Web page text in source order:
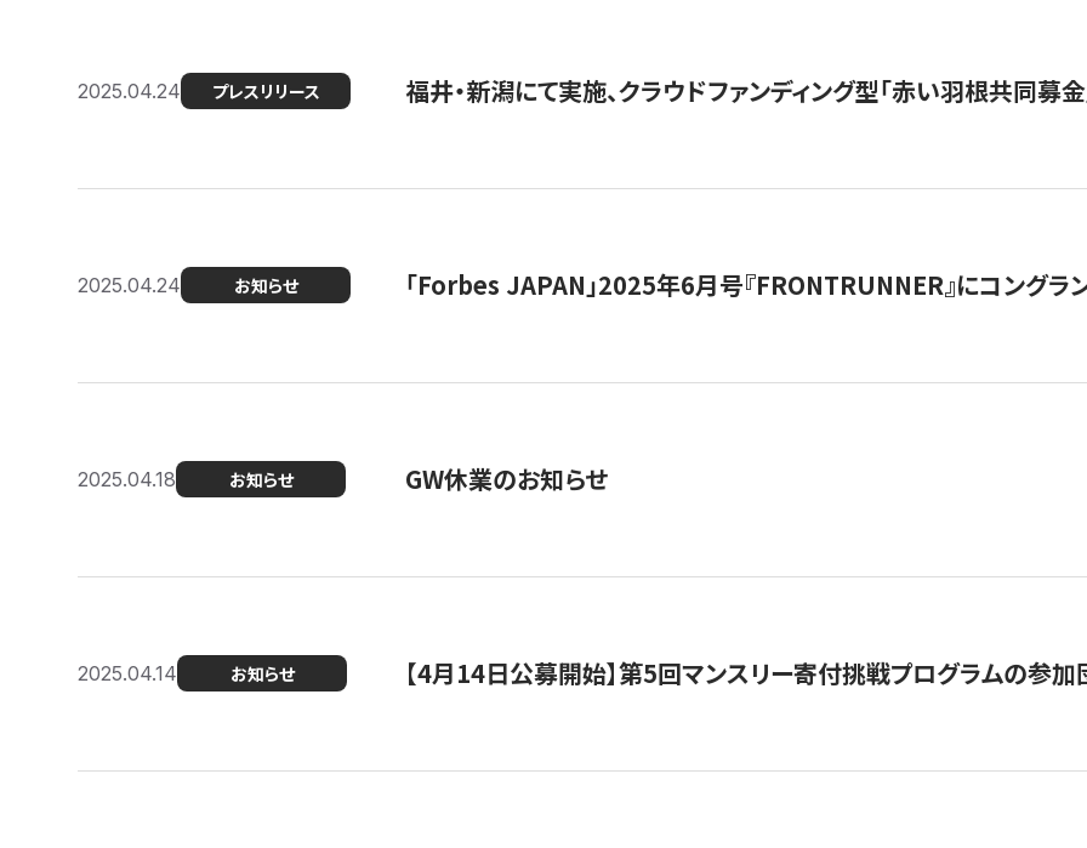
2025.04.24 プレスリリース 福井・新潟にて実施、クラウドファンディング型「赤い羽根共同
2025.04.24 お知らせ 「Forbes JAPAN」2025年6月号『FRONTRUNNER』にコングラ
2025.04.18 お知らせ GW休業のお知らせ
2025.04.14 お知らせ 【4月14日公募開始】第5回マンスリー寄付挑戦プログラムの参